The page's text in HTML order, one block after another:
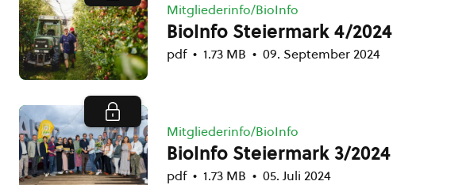
Mitgliederinfo/BioInfo
BioInfo Steiermark 4/2024
pdf 1.73 MB 09. September 2024
Mitgliederinfo/BioInfo
BioInfo Steiermark 3/2024
pdf 1.73 MB 05. Juli 2024